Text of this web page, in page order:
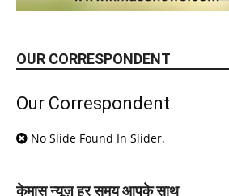
OUR CORRESPONDENT
Our Correspondent
No Slide Found In Slider.
केमास न्यूज़ हर समय आपके साथ